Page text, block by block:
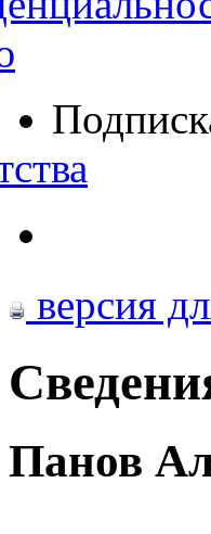
версия
Панов